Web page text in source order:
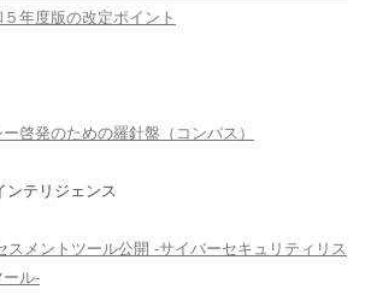
年度版の改定ポイント
啓発のための羅針盤（コンパス）
ンテリジェンス
スメントツール公開 -サイバーセキュリティリス
ール-